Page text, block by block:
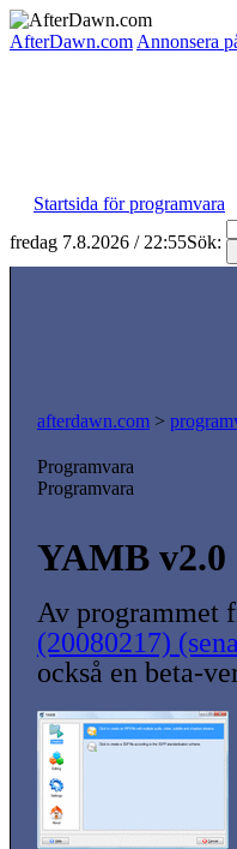
AfterDawn.com Annonsera
Startsida för programvara
fredag 7.8.2026 / 22:55Sök:
afterdawn.com >
Programvara
Programvara
YAMB v2.0
Av programmet
(20080217)
också en beta-